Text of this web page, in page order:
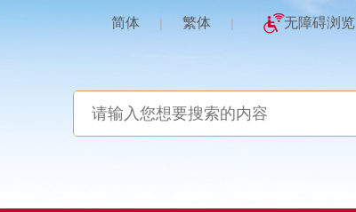
简体 | 繁体 | 无障碍浏览